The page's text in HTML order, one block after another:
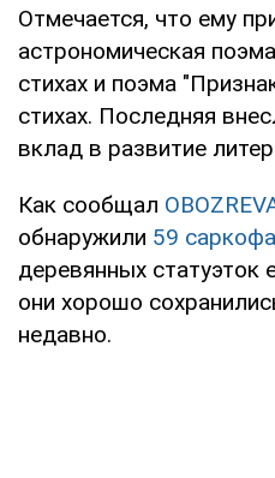
Отмечается, что ему
астрономическая
стихах и поэма
стихах. Последняя
вклад в развитие
Как сообщал
обнаружили 59
деревянных статуэток
они хорошо
недавно.